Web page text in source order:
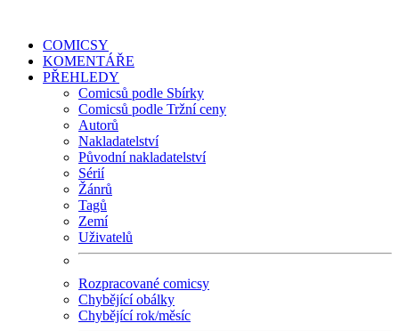
COMICSY
KOMENTÁŘE
PŘEHLEDY
Comicsů podle Sbírky
Comicsů podle Tržní ceny
Autorů
Nakladatelství
Původní nakladatelství
Sérií
Žánrů
Tagů
Zemí
Uživatelů
Rozpracované comicsy
Chybějící obálky
Chybějící rok/měsíc